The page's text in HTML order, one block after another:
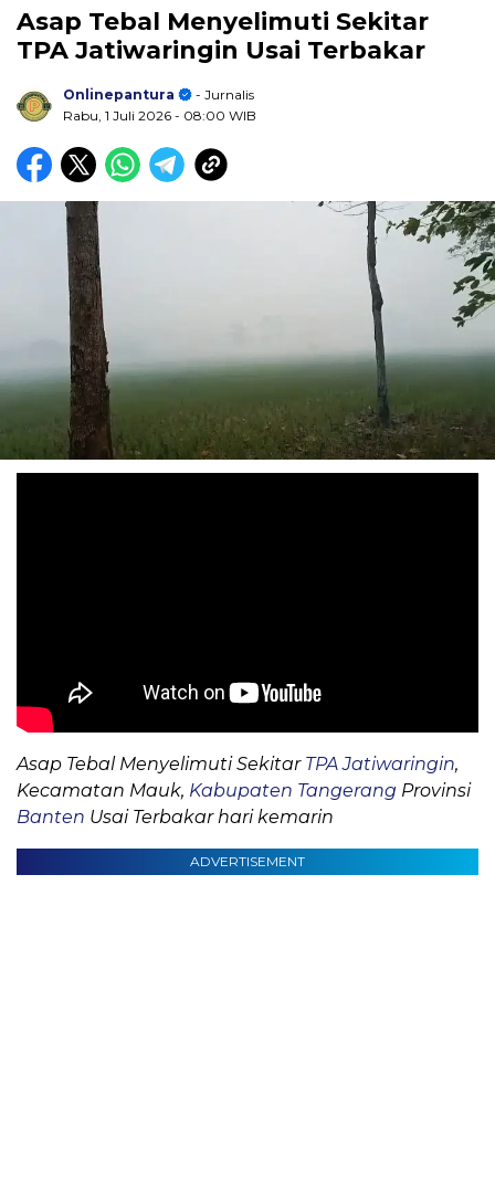
Asap Tebal Menyelimuti Sekitar
TPA Jatiwaringin Usai Terbakar
Onlinepantura
- Jurnalis
Rabu, 1 Juli 2026 - 08:00 WIB
Asap Tebal Menyelimuti Sekitar TPA Jatiwaringin,
Kecamatan Mauk, Kabupaten Tangerang Provinsi
Banten Usai Terbakar hari kemarin
ADVERTISEMENT